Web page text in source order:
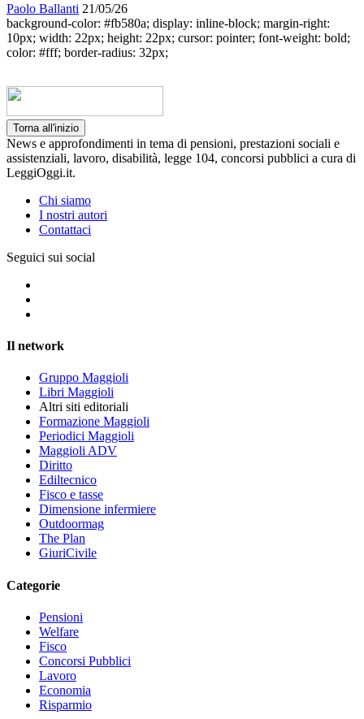
Paolo Ballanti 21/05/26
background-color: #fb580a; display: inline-block; margin-right:
10px; width: 22px; height: 22px; cursor: pointer; font-weight: bold;
color: #fff; border-radius: 32px;
Torna all'inizio
News e approfondimenti in tema di pensioni, prestazioni sociali e
assistenziali, lavoro, disabilità, legge 104, concorsi pubblici a cura di
LeggiOggi.it.
Chi siamo
I nostri autori
Contattaci
Seguici sui social
Il network
Gruppo Maggioli
Libri Maggioli
Altri siti editoriali
Formazione Maggioli
Periodici Maggioli
Maggioli ADV
Diritto
Ediltecnico
Fisco e tasse
Dimensione infermiere
Outdoormag
The Plan
GiuriCivile
Categorie
Pensioni
Welfare
Fisco
Concorsi Pubblici
Lavoro
Economia
Risparmio